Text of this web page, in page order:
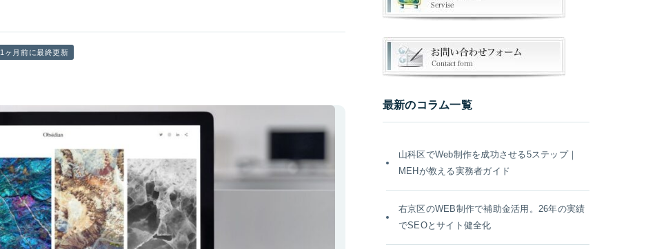
1ヶ月前に最終更新
最新のコラム一覧
山科区でWeb制作を成功させる5ステップ｜
MEHが教える実務者ガイド
右京区のWEB制作で補助金活用。26年の実績
でSEOとサイト健全化